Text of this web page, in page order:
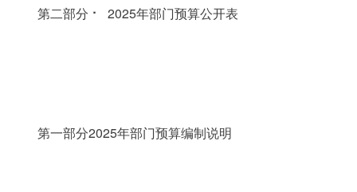
第二部分 ⠂ 2025年部门预算公开表
第一部分2025年部门预算编制说明